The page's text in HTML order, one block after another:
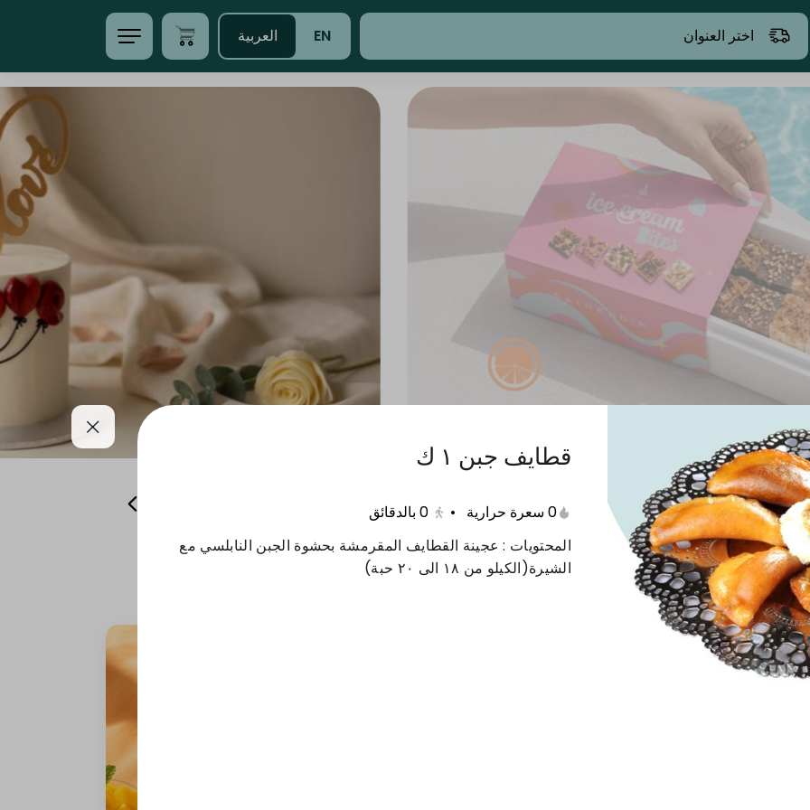
اختر العنوان EN العربية
متنوعة حلى دايت منتجات صحية مفرزنات منتجات الشتاء
قطايف جبن ١ ك
0 سعرة حرارية •
0 بالدقائق
المحتويات : عجينة القطايف المقرمشة بحشوة الجبن النابلسي مع
الشيرة(الكيلو من ١٨ الى ٢٠ حبة)